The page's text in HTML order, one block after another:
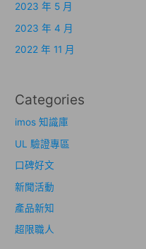
2023 年 5 月
2023 年 4 月
2022 年 11 月
Categories
imos 知識庫
UL 驗證專區
口碑好文
新聞活動
產品新知
超限職人